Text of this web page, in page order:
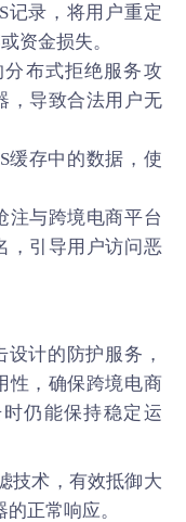
记录，将用户重定
资金损失。
分布式拒绝服务攻
，导致合法用户无
缓存中的数据，使
注与跨境电商平台
，引导用户访问恶
设计的防护服务，
性，确保跨境电商
仍能保持稳定运
技术，有效抵御大
正常响应。